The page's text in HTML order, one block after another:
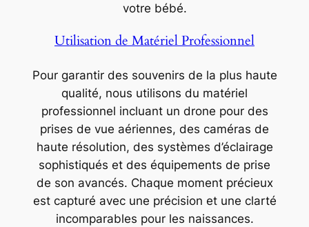
votre bébé.
Utilisation de Matériel Professionnel
Pour garantir des souvenirs de la plus haute
qualité, nous utilisons du matériel
professionnel incluant un drone pour des
prises de vue aériennes, des caméras de
haute résolution, des systèmes d’éclairage
sophistiqués et des équipements de prise
de son avancés. Chaque moment précieux
est capturé avec une précision et une clarté
incomparables pour les naissances.